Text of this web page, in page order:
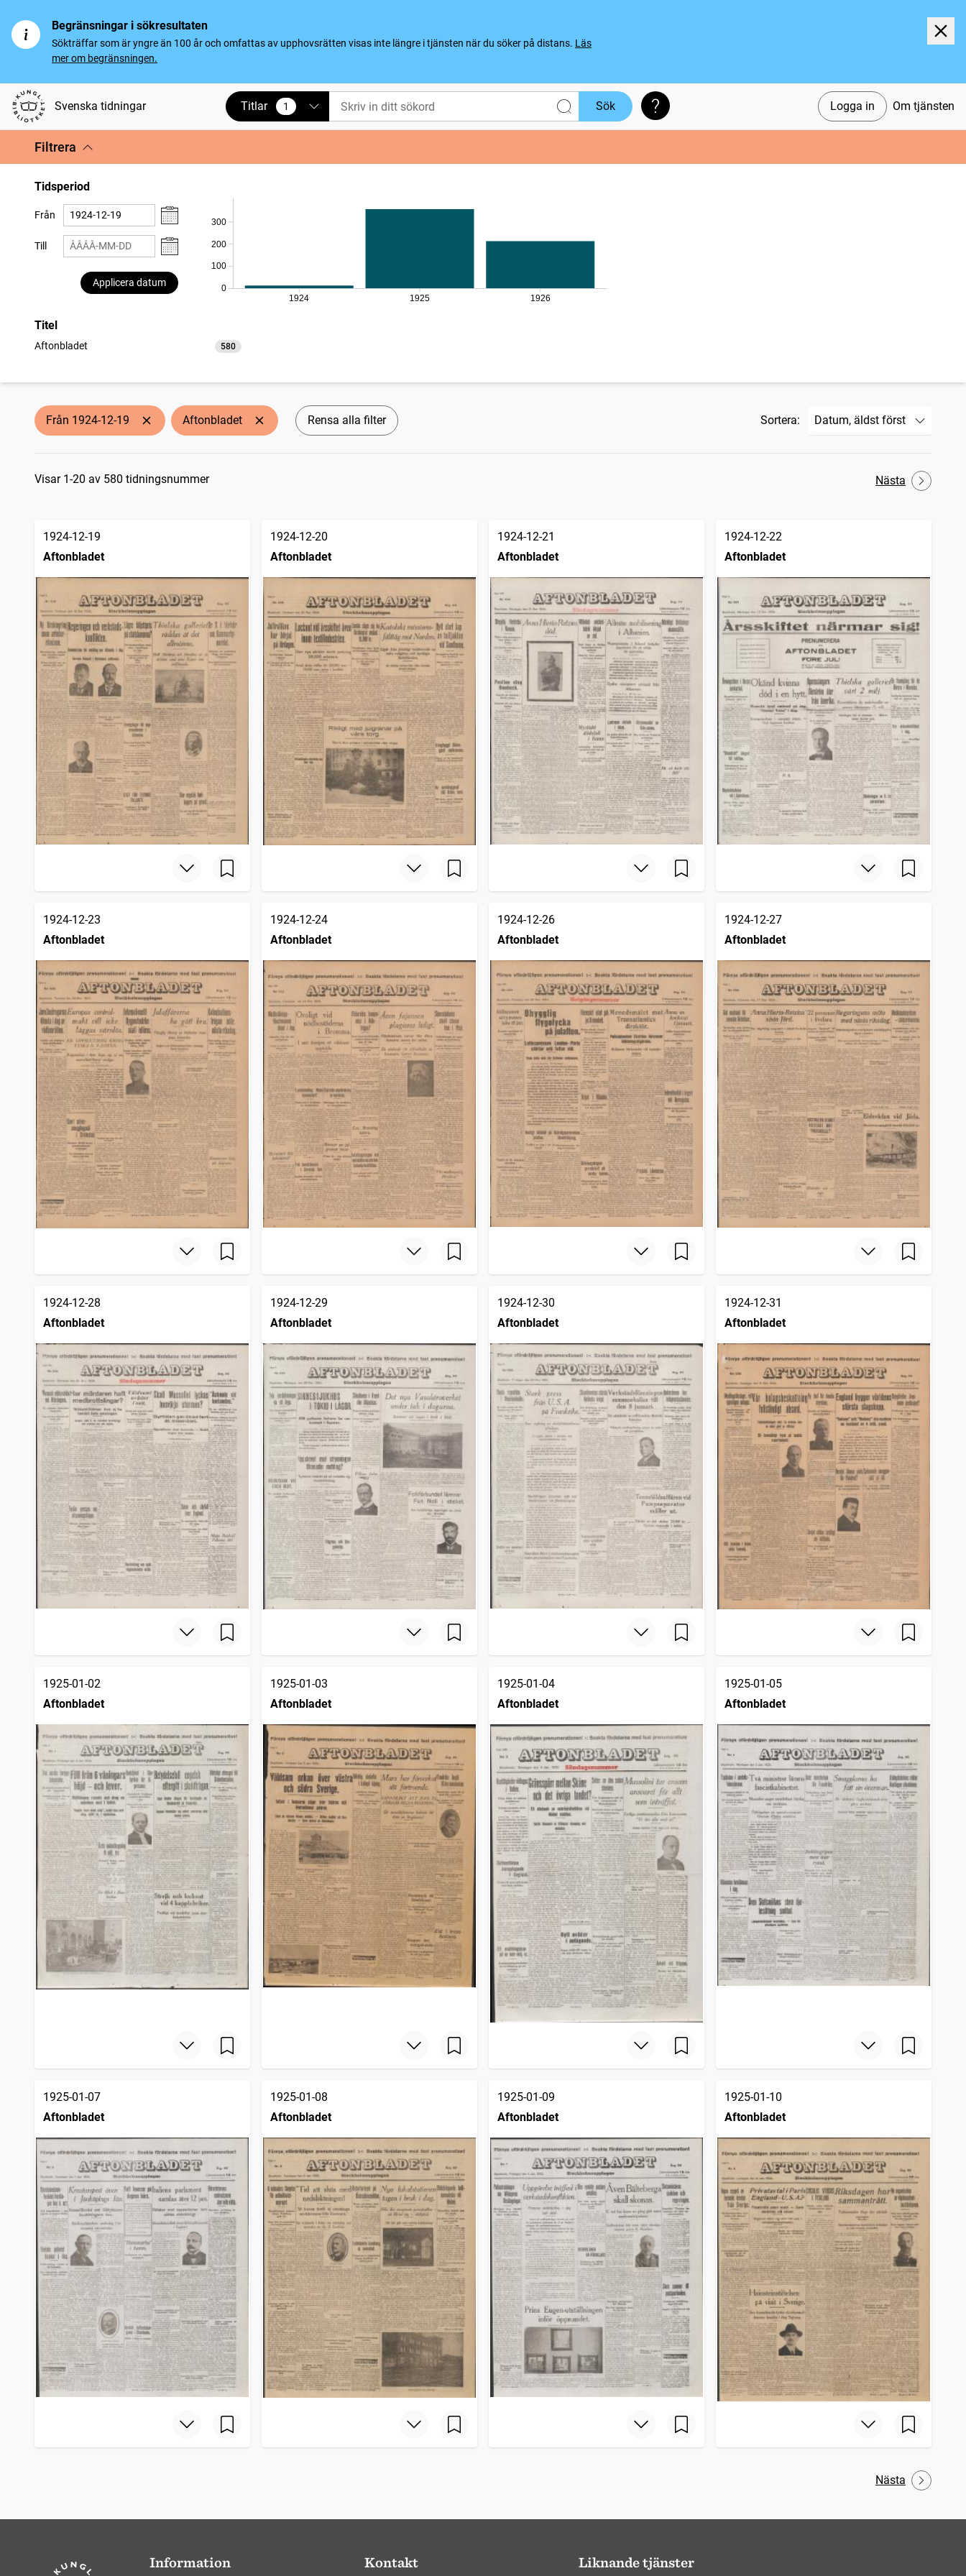
Begränsningar i sökresultaten
Sökträffar som är yngre än 100 år och omfattas av upphovsrätten visas inte längre i tjänsten när du söker på distans. Läs
mer om begränsningen.
Svenska tidningar Logga in Om tjänsten
Titlar 1
vald Sök Söktips
Filtrera
Tidsperiod
Från
Till
Applicera datum
0
100
200
300
1924 1925 1926
Titel
Aftonbladet 580
träffar
Från 1924-12-19 Aftonbladet Rensa alla filter Sortera:
Sökresultat
Visar 1-20 av 580 tidningsnummer Nästa
1924-12-19
Aftonbladet
1924-12-20
Aftonbladet
1924-12-21
Aftonbladet
1924-12-22
Aftonbladet
1924-12-23
Aftonbladet
1924-12-24
Aftonbladet
1924-12-26
Aftonbladet
1924-12-27
Aftonbladet
1924-12-28
Aftonbladet
1924-12-29
Aftonbladet
1924-12-30
Aftonbladet
1924-12-31
Aftonbladet
1925-01-02
Aftonbladet
1925-01-03
Aftonbladet
1925-01-04
Aftonbladet
1925-01-05
Aftonbladet
1925-01-07
Aftonbladet
1925-01-08
Aftonbladet
1925-01-09
Aftonbladet
1925-01-10
Aftonbladet
Nästa
Information Kontakt Liknande tjänster